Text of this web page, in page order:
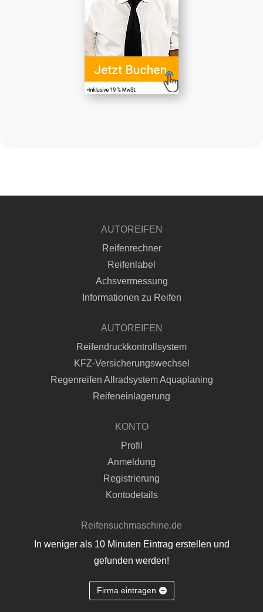
AUTOREIFEN
Reifenrechner
Reifenlabel
Achsvermessung
Informationen zu Reifen
AUTOREIFEN
Reifendruckkontrollsystem
KFZ-Versicherungswechsel
Regenreifen Allradsystem Aquaplaning
Reifeneinlagerung
KONTO
Profil
Anmeldung
Registrierung
Kontodetails
Reifensuchmaschine.de
In weniger als 10 Minuten Eintrag erstellen und
gefunden werden!
Firma eintragen